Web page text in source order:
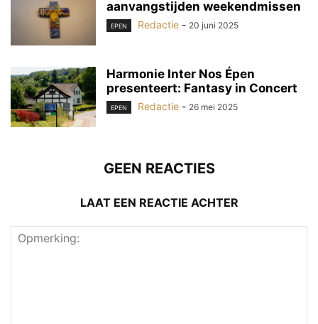
aanvangstijden weekendmissen
EPEN Redactie - 20 juni 2025
Harmonie Inter Nos Épen
presenteert: Fantasy in Concert
EPEN Redactie - 26 mei 2025
GEEN REACTIES
LAAT EEN REACTIE ACHTER